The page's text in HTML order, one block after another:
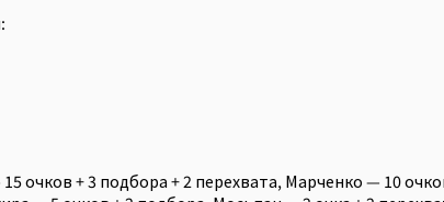
+ 3 подбора + 2 перехвата, Марченко — 10